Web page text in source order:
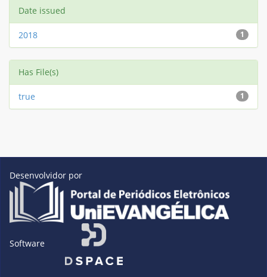
Date issued
1
2018
Has File(s)
1
true
Desenvolvidor por
Software